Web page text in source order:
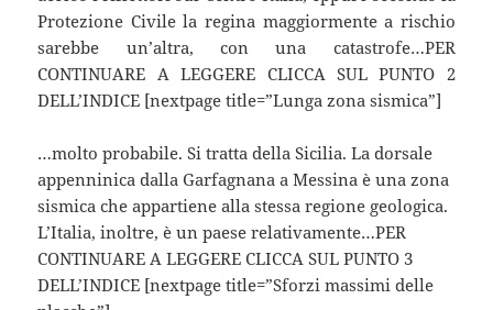
Protezione Civile la regina maggiormente a rischio
sarebbe un’altra, con una catastrofe…PER
CONTINUARE A LEGGERE CLICCA SUL PUNTO 2
DELL’INDICE [nextpage title=”Lunga zona sismica”]
…molto probabile. Si tratta della Sicilia. La dorsale
appenninica dalla Garfagnana a Messina è una zona
sismica che appartiene alla stessa regione geologica.
L’Italia, inoltre, è un paese relativamente…PER
CONTINUARE A LEGGERE CLICCA SUL PUNTO 3
DELL’INDICE [nextpage title=”Sforzi massimi delle